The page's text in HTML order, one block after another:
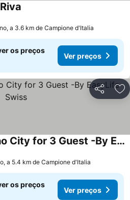
a 3.6 km de Campione d'Italia
os preços
Ver preços
Partilhar
Violet Suite 5 Lugano City for 3 Guest -By EasyLife Swiss
a 5.4 km de Campione d'Italia
os preços
Ver preços